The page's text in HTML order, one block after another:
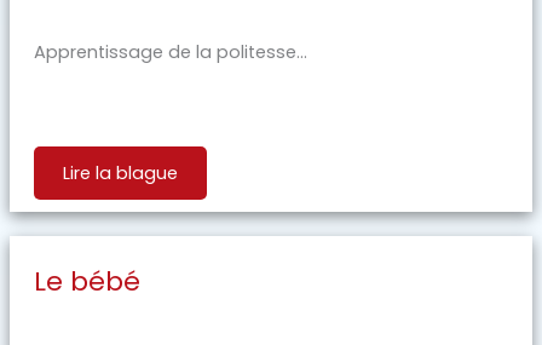
Apprentissage de la politesse...
Lire la blague
Le bébé